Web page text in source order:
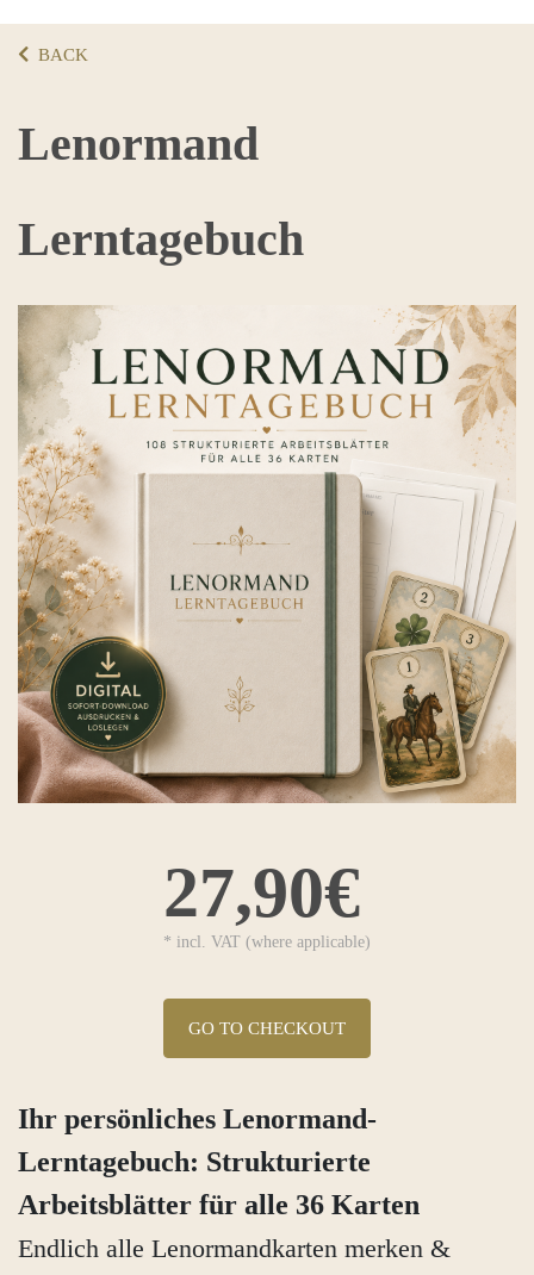
BACK
Lenormand
Lerntagebuch
27,90€
* incl. VAT (where applicable)
GO TO CHECKOUT
Ihr persönliches Lenormand-
Lerntagebuch: Strukturierte
Arbeitsblätter für alle 36 Karten
Endlich alle Lenormandkarten merken &